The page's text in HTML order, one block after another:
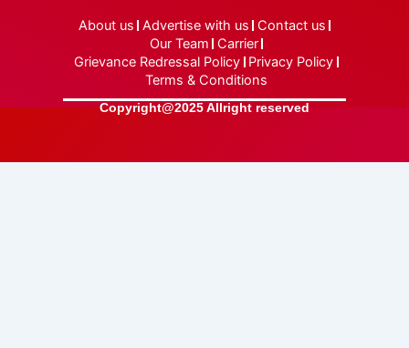
About us Advertise with us Contact us
Our Team Carrier
Grievance Redressal Policy Privacy Policy
Terms & Conditions
Copyright@2025 Allright reserved